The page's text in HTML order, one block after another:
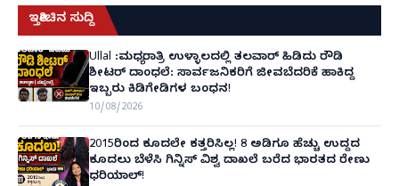
ಇತ್ತೀಚಿನ ಸುದ್ದಿ
Ullal :ಮಧ್ಯರಾತ್ರಿ ಉಳ್ಳಾಲದಲ್ಲಿ ತಲವಾರ್ ಹಿಡಿದು ರೌಡಿ
ಶೀಟರ್ ದಾಂಧಲೆ: ಸಾರ್ವಜನಿಕರಿಗೆ ಜೀವಬೆದರಿಕೆ ಹಾಕಿದ್ದ
ಇಬ್ಬರು ಕಿಡಿಗೇಡಿಗಳ ಬಂಧನ!
10/08/2026
2015ರಿಂದ ಕೂದಲೇ ಕತ್ತರಿಸಿಲ್ಲ! 8 ಅಡಿಗೂ ಹೆಚ್ಚು ಉದ್ದದ
ಕೂದಲು ಬೆಳೆಸಿ ಗಿನ್ನಿಸ್ ವಿಶ್ವ ದಾಖಲೆ ಬರೆದ ಭಾರತದ ರೇಣು
ಧರಿಯಾಲ್!